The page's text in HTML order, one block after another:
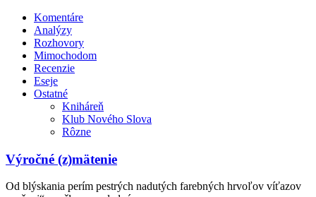
Komentáre
Analýzy
Rozhovory
Mimochodom
Recenzie
Eseje
Ostatné
Kniháreň
Klub Nového Slova
Rôzne
Výročné (z)mätenie
Od blýskania perím pestrých nadutých farebných hrvoľov víťazov